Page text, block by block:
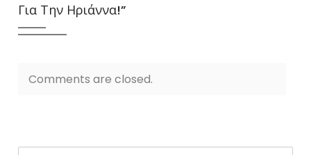
Για Την Ηριάννα!”
Comments are closed.